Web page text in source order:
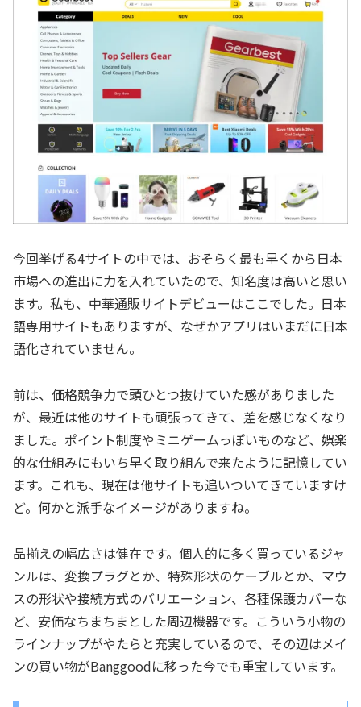
今回挙げる4サイトの中では、おそらく最も早くから日本
市場への進出に力を入れていたので、知名度は高いと思い
ます。私も、中華通販サイトデビューはここでした。日本
語専用サイトもありますが、なぜかアプリはいまだに日本
語化されていません。
前は、価格競争力で頭ひとつ抜けていた感がありました
が、最近は他のサイトも頑張ってきて、差を感じなくなり
ました。ポイント制度やミニゲームっぽいものなど、娯楽
的な仕組みにもいち早く取り組んで来たように記憶してい
ます。これも、現在は他サイトも追いついてきていますけ
ど。何かと派手なイメージがありますね。
品揃えの幅広さは健在です。個人的に多く買っているジャ
ンルは、変換プラグとか、特殊形状のケーブルとか、マウ
スの形状や接続方式のバリエーション、各種保護カバーな
ど、安価なちまちまとした周辺機器です。こういう小物の
ラインナップがやたらと充実しているので、その辺はメイ
ンの買い物がBanggoodに移った今でも重宝しています。